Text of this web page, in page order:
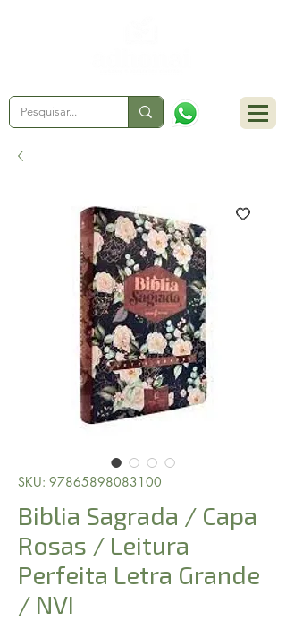
SKU: 97865898083100
Biblia Sagrada / Capa
Rosas / Leitura
Perfeita Letra Grande
/ NVI